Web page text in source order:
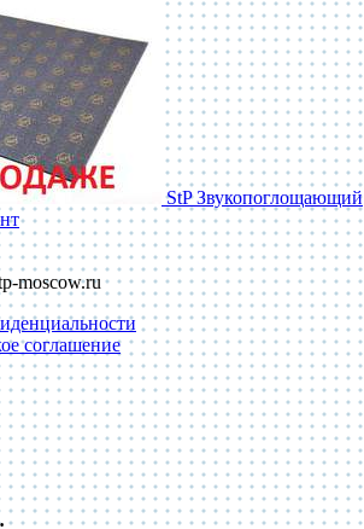
StP Звукопоглощающий
moscow.ru
соглашение